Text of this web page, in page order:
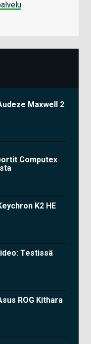
Maxwell 2
Computex
K2 HE
Testissä
ROG Kithara